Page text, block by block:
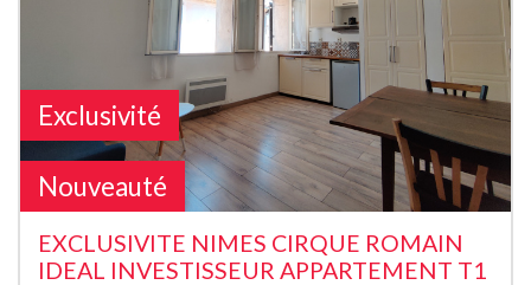
Exclusivité
Nouveauté
EXCLUSIVITE NIMES CIRQUE ROMAIN
IDEAL INVESTISSEUR APPARTEMENT T1